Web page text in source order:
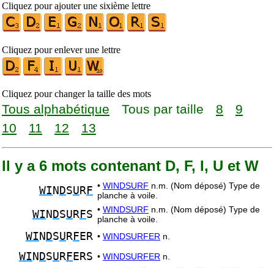
Cliquez pour ajouter une sixième lettre
Cliquez pour enlever une lettre
Cliquez pour changer la taille des mots
Tous alphabétique Tous par taille 8
9
10
11 12 13
Il y a 6 mots contenant D, F, I, U et W
WI N DSU RF • WINDSURF n.m. (Nom déposé) Type de
planche à voile.
WI N DSU RFS • WINDSURF n.m. (Nom déposé) Type de
planche à voile.
WI N DSU RF ER • WINDSURFER n.
WI N DSU RF ERS • WINDSURFER n.